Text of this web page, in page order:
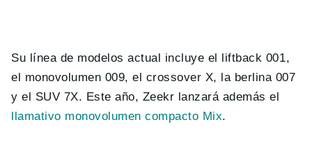
Su línea de modelos actual incluye el liftback 001,
el monovolumen 009, el crossover X, la berlina 007
y el SUV 7X. Este año, Zeekr lanzará además el
llamativo monovolumen compacto Mix.